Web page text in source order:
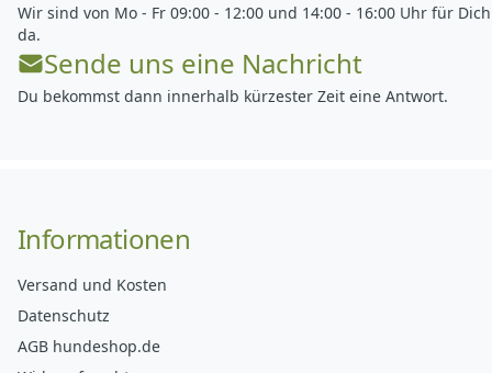
Wir sind von Mo - Fr 09:00 - 12:00 und 14:00 - 16:00 Uhr für Dich
da.
Sende uns eine Nachricht
Du bekommst dann innerhalb kürzester Zeit eine Antwort.
Informationen
Versand und Kosten
Datenschutz
AGB hundeshop.de